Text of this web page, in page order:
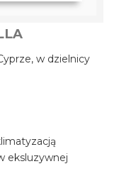
w dzielnicy
eksluzywnej